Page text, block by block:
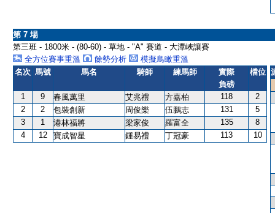
第 7 場
第三班 - 1800米 - (80-60) - 草地 - "A" 賽道 - 大潭峽讓賽
全方位賽事重溫
餘勢分析
模擬鳥瞰重溫
名次 馬號 馬名 騎師 練馬師
實際
負磅
檔位
1 9 春風萬里 艾兆禮 方嘉柏 118
2
2
2 包裝創新 周俊樂 伍鵬志 131
5
3
1 港林福將 梁家俊 羅富全 135
8
4
12 寶成智星 鍾易禮 丁冠豪 113 10